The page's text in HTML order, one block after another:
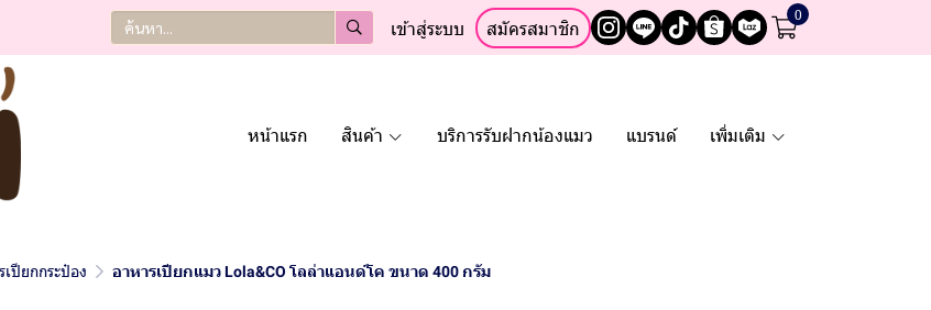
เข้าสู่ระบบ สมัครสมาชิก
0
หน้าแรก สินค้า บริการรับฝากน้องแมว แบรนด์ เพิ่มเติม
เปียกกระป๋อง อาหารเปียกแมว Lola&CO โลล่าแอนด์โค ขนาด 400 กรัม